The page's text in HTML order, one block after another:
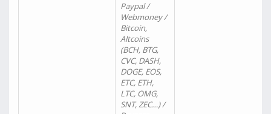
Paypal /
Webmoney /
Bitcoin,
Altcoins
(BCH, BTG,
CVC, DASH,
DOGE, EOS,
ETC, ETH,
LTC, OMG,
SNT, ZEC…) /